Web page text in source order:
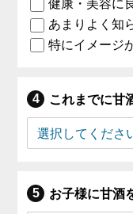
健康・美容に
あまりよく知
特にイメージ
これまでに甘
お子様に甘酒